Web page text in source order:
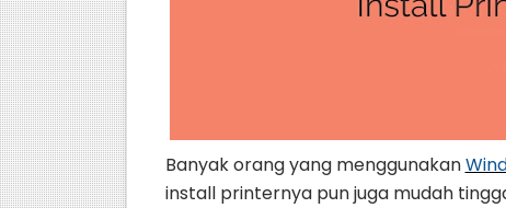
Cara Uninstall Aplikasi
Banyak orang yang menggunakan
install printernya pun juga mudah